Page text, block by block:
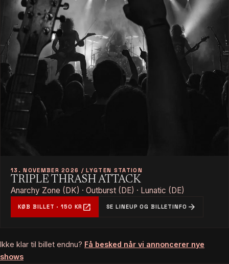
13. NOVEMBER 2026 / LYGTEN STATION
TRIPLE THRASH ATTACK
Anarchy Zone (DK) · Outburst (DE) · Lunatic (DE)
KØB BILLET · 150 KR open_in_new SE LINEUP OG BILLETINFO arrow_forward
Ikke klar til billet endnu? Få besked når vi annoncerer nye
shows